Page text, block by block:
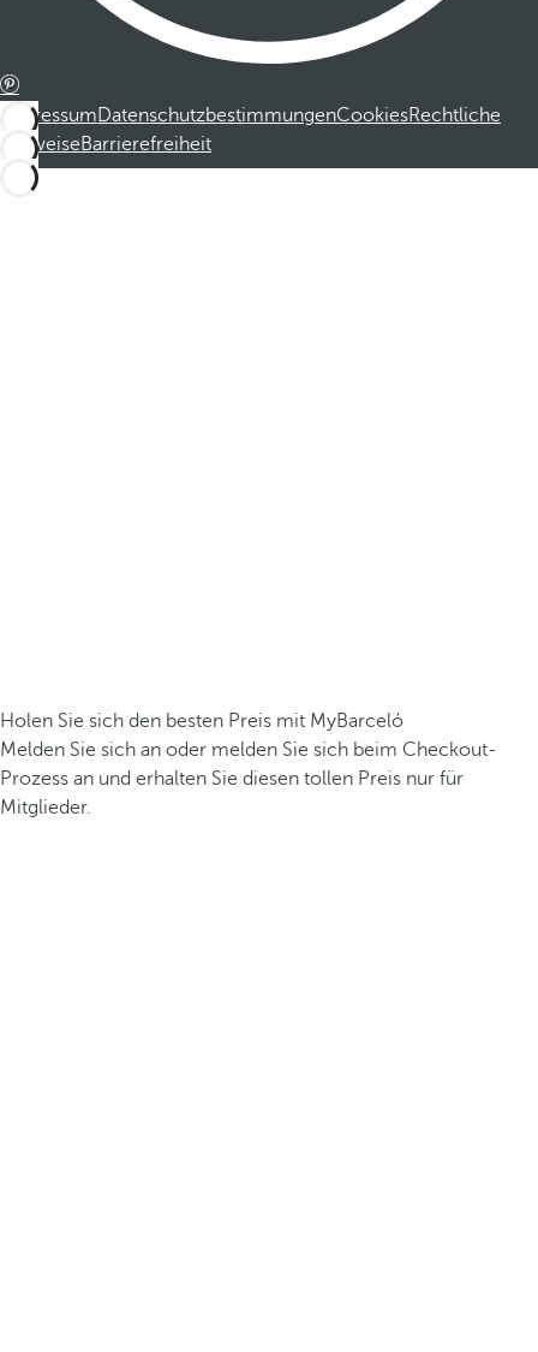
ImpressumDatenschutzbestimmungenCookiesRechtliche
HinweiseBarrierefreiheit
Holen Sie sich den besten Preis mit MyBarceló
Melden Sie sich an oder melden Sie sich beim Checkout-
Prozess an und erhalten Sie diesen tollen Preis nur für
Mitglieder.